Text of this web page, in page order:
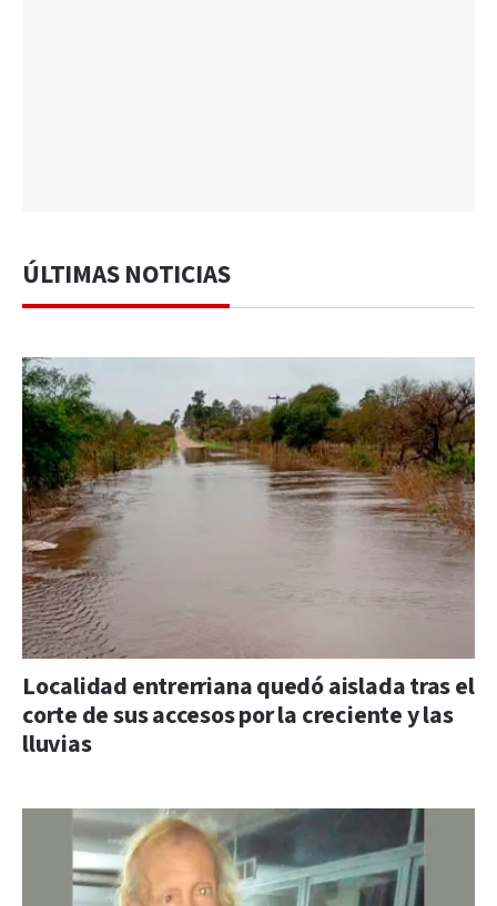
ÚLTIMAS NOTICIAS
Localidad entrerriana quedó aislada tras el
corte de sus accesos por la creciente y las
lluvias